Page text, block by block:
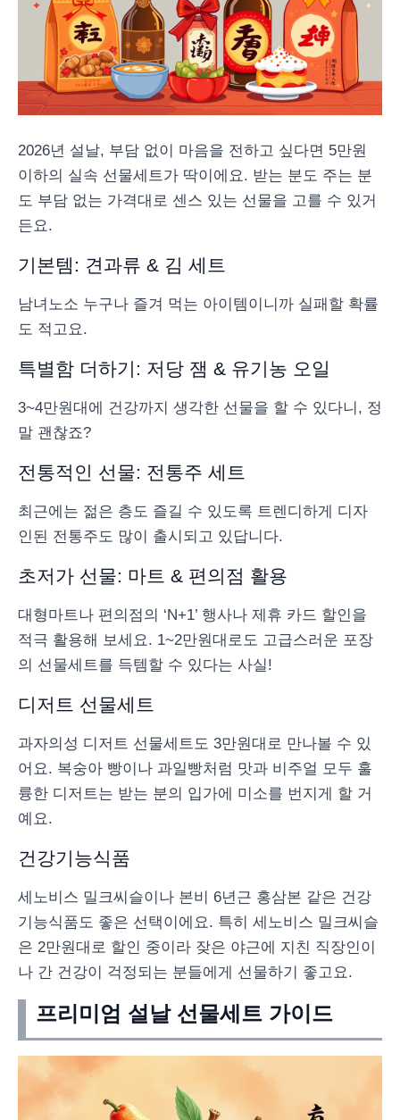
2026년 설날, 부담 없이 마음을 전하고 싶다면 5만원
이하의 실속 선물세트가 딱이에요. 받는 분도 주는 분
도 부담 없는 가격대로 센스 있는 선물을 고를 수 있거
든요.
기본템: 견과류 & 김 세트
남녀노소 누구나 즐겨 먹는 아이템이니까 실패할 확률
도 적고요.
특별함 더하기: 저당 잼 & 유기농 오일
3~4만원대에 건강까지 생각한 선물을 할 수 있다니, 정
말 괜찮죠?
전통적인 선물: 전통주 세트
최근에는 젊은 층도 즐길 수 있도록 트렌디하게 디자
인된 전통주도 많이 출시되고 있답니다.
초저가 선물: 마트 & 편의점 활용
대형마트나 편의점의 ‘N+1’ 행사나 제휴 카드 할인을
적극 활용해 보세요. 1~2만원대로도 고급스러운 포장
의 선물세트를 득템할 수 있다는 사실!
디저트 선물세트
과자의성 디저트 선물세트도 3만원대로 만나볼 수 있
어요. 복숭아 빵이나 과일빵처럼 맛과 비주얼 모두 훌
륭한 디저트는 받는 분의 입가에 미소를 번지게 할 거
예요.
건강기능식품
세노비스 밀크씨슬이나 본비 6년근 홍삼본 같은 건강
기능식품도 좋은 선택이에요. 특히 세노비스 밀크씨슬
은 2만원대로 할인 중이라 잦은 야근에 지친 직장인이
나 간 건강이 걱정되는 분들에게 선물하기 좋고요.
프리미엄 설날 선물세트 가이드